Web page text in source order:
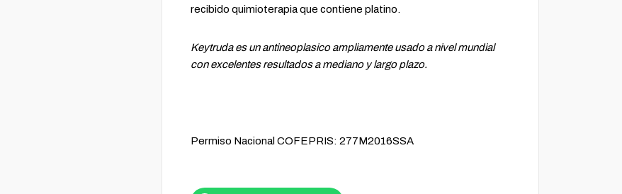
recibido quimioterapia que contiene platino.
Keytruda es un antineoplasico ampliamente usado a nivel mundial
con excelentes resultados a mediano y largo plazo.
Permiso Nacional COFEPRIS: 277M2016SSA